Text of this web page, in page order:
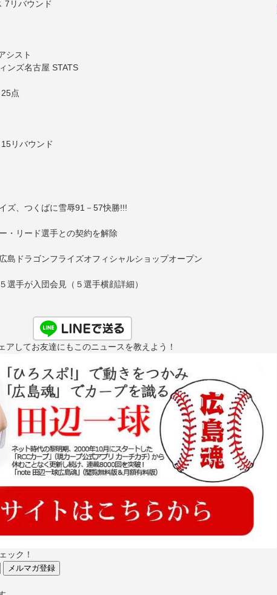
7リバウンド
シスト
ンズ名古屋 STATS
点
リバウンド
ズ、つくばに雪辱91－57快勝!!!
・リード選手との契約を解除
島ドラゴンフライズオフィシャルショップオープン
選手が入団会見（５選手横顔詳細）
アしてお友達にもこのニュースを教えよう！
ック！